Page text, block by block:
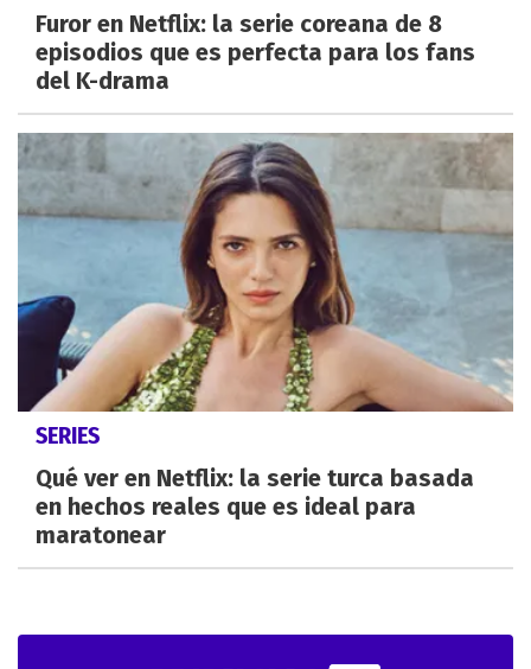
Furor en Netflix: la serie coreana de 8
episodios que es perfecta para los fans
del K-drama
SERIES
Qué ver en Netflix: la serie turca basada
en hechos reales que es ideal para
maratonear